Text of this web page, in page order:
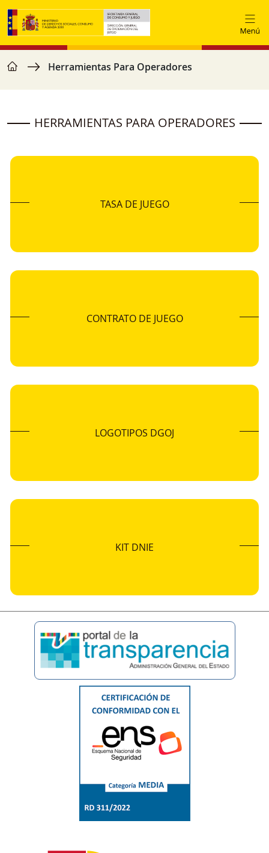
Vés al contingut
Fil d'ariadna
home Herramientas Para Operadores
HERRAMIENTAS PARA OPERADORES
TASA DE JUEGO
CONTRATO DE JUEGO
LOGOTIPOS DGOJ
KIT DNIE